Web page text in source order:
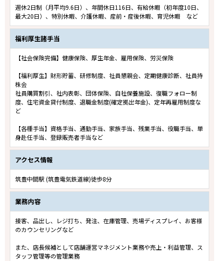
週休2日制（月平均9.6日）、年間休日116日、有給休暇（初年度10日、
最大20日）、特別休暇、介護休暇、産前・産後休暇、育児休暇 など
福利厚生諸手当
【社会保険完備】健康保険、厚生年金、雇用保険、労災保険
【福利厚生】財形貯蓄、研修制度、社員懇親会、定期健康診断、社員持
株会
社員購買割引、社内表彰、団体保険、自社保養施設、復職フォロー制
度、住宅資金貸付制度、退職金制度(確定拠出年金)、定年再雇用制度な
ど
【各種手当】資格手当、通勤手当、家族手当、残業手当、役職手当、単
身赴任手当、登録販売者手当など
アクセス情報
筑豊中間駅 (筑豊電気鉄道線)徒歩8分
業務内容
接客、品出し、レジ打ち、発注、在庫管理、売場ディスプレイ、お客様
のカウンセリングなど
また、店長候補として店舗運営マネジメント業務や売上・利益管理、ス
タッフ管理等の管理業務